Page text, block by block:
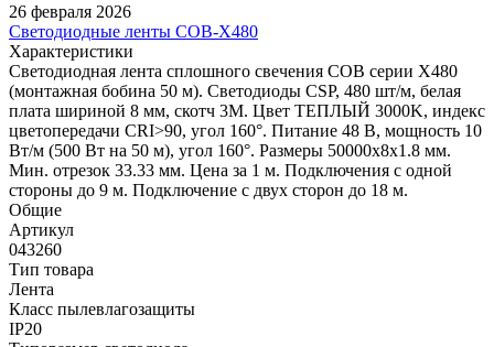
26 февраля 2026
Светодиодные ленты COB-X480
Характеристики
Светодиодная лента сплошного свечения COB серии X480
(монтажная бобина 50 м). Светодиоды CSP, 480 шт/м, белая
плата шириной 8 мм, скотч 3M. Цвет ТЕПЛЫЙ 3000K, индекс
цветопередачи CRI>90, угол 160°. Питание 48 В, мощность 10
Вт/м (500 Вт на 50 м), угол 160°. Размеры 50000х8х1.8 мм.
Мин. отрезок 33.33 мм. Цена за 1 м. Подключения с одной
стороны до 9 м. Подключение с двух сторон до 18 м.
Общие
Артикул
043260
Тип товара
Лента
Класс пылевлагозащиты
IP20